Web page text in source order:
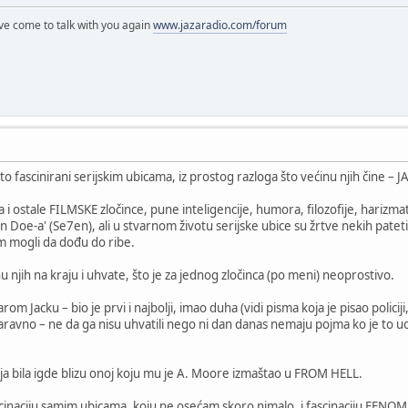
come to talk with you againwww.jazaradio.com/forum
fascinirani serijskim ubicama, iz prostog razloga što većinu njih čine –
ostale FILMSKE zločince, pune inteligencije, humora, filozofije,
Doe-a' (Se7en), ali u stvarnom životu serijske ubice su žrtve nekih
mogli da dođu do ribe.
njih na kraju i uhvate, što je za jednog zločinca (po meni) neoprostivo.
Jacku – bio je prvi i najbolji, imao duha (vidi pisma koja je pisao
– ne da ga nisu uhvatili nego ni dan danas nemaju pojma ko je to
bila igde blizu onoj koju mu je A. Moore izmaštao u FROM HELL.